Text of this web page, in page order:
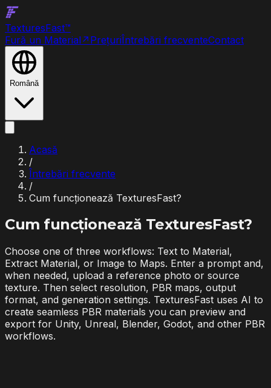
TexturesFast™
Fură un Material↗ PrețuriÎntrebări frecventeContact
Română
Acasă
/
Întrebări frecvente
/
Cum funcționează TexturesFast?
Cum funcționează TexturesFast?
Choose one of three workflows: Text to Material,
Extract Material, or Image to Maps. Enter a prompt and,
when needed, upload a reference photo or source
texture. Then select resolution, PBR maps, output
format, and generation settings. TexturesFast uses AI to
create seamless PBR materials you can preview and
export for Unity, Unreal, Blender, Godot, and other PBR
workflows.